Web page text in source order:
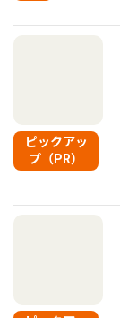
ピックアッ
プ（PR）